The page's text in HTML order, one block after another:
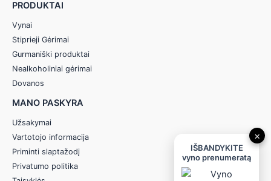
PRODUKTAI
Vynai
Stiprieji Gėrimai
Gurmaniški produktai
Nealkoholiniai gėrimai
Dovanos
MANO PASKYRA
Užsakymai
Vartotojo informacija
Priminti slaptažodį
Privatumo politika
×
IŠBANDYKITE
vyno prenumeratą